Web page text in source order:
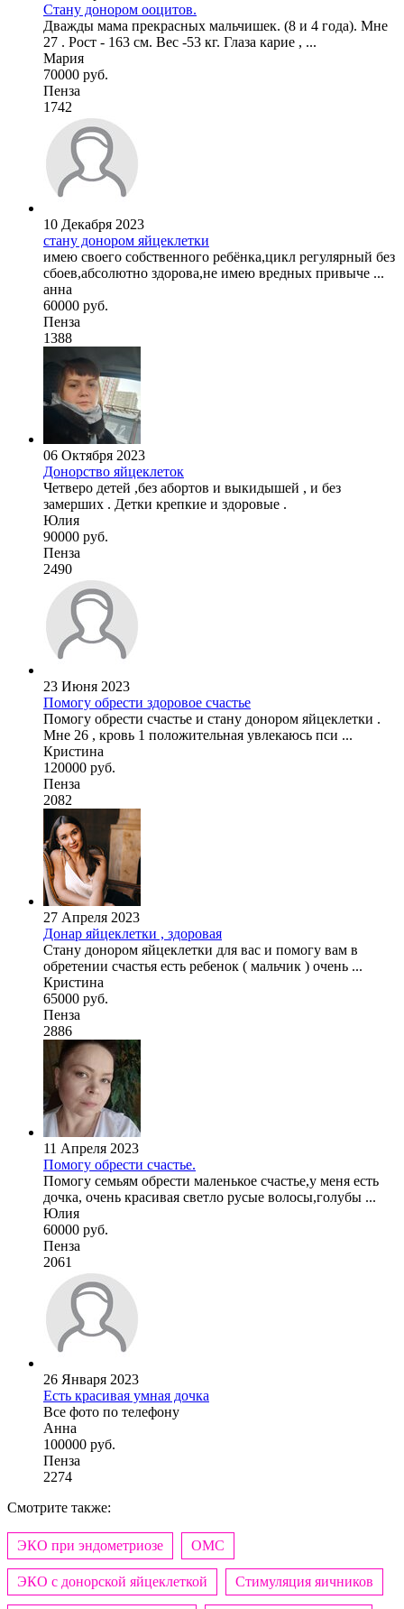
Стану донором ооцитов.
Дважды мама прекрасных мальчишек. (8 и 4 года). Мне
27 . Рост - 163 см. Вес -53 кг. Глаза карие , ...
Мария
70000 руб.
Пенза
1742
10 Декабря 2023
стану донором яйцеклетки
имею своего собственного ребёнка,цикл регулярный без
сбоев,абсолютно здорова,не имею вредных привыче ...
анна
60000 руб.
Пенза
1388
06 Октября 2023
Донорство яйцеклеток
Четверо детей ,без абортов и выкидышей , и без
замерших . Детки крепкие и здоровые .
Юлия
90000 руб.
Пенза
2490
23 Июня 2023
Помогу обрести здоровое счастье
Помогу обрести счастье и стану донором яйцеклетки .
Мне 26 , кровь 1 положительная увлекаюсь пси ...
Кристина
120000 руб.
Пенза
2082
27 Апреля 2023
Донар яйцеклетки , здоровая
Стану донором яйцеклетки для вас и помогу вам в
обретении счастья есть ребенок ( мальчик ) очень ...
Кристина
65000 руб.
Пенза
2886
11 Апреля 2023
Помогу обрести счастье.
Помогу семьям обрести маленькое счастье,у меня есть
дочка, очень красивая светло русые волосы,голубы ...
Юлия
60000 руб.
Пенза
2061
26 Января 2023
Есть красивая умная дочка
Все фото по телефону
Анна
100000 руб.
Пенза
2274
Смотрите также:
ЭКО при эндометриозе ОМС
ЭКО с донорской яйцеклеткой Стимуляция яичников